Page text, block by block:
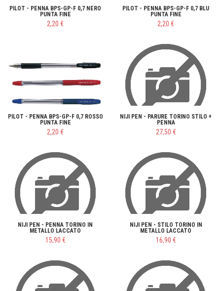
PILOT - PENNA BPS-GP-F 0,7 NERO
PUNTA FINE
2,20 €
PILOT - PENNA BPS-GP-F 0,7 BLU
PUNTA FINE
2,20 €
PILOT - PENNA BPS-GP-F 0,7 ROSSO
PUNTA FINE
2,20 €
NIJI PEN - PARURE TORINO STILO +
PENNA
27,50 €
NIJI PEN - PENNA TORINO IN
METALLO LACCATO
15,90 €
NIJI PEN - STILO TORINO IN
METALLO LACCATO
16,90 €